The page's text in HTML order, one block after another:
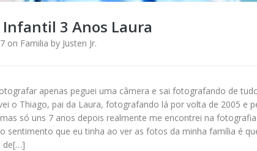
3 Anos Laura
on Familia by Justen Jr.
apenas peguei uma câmera e sai fotografando de
o Thiago, pai da Laura, fotografando lá por volta de 2005 e
só uns 7 anos depois realmente me encontrei na
sentimento que eu tinha ao ver as fotos da minha família é
de[…]